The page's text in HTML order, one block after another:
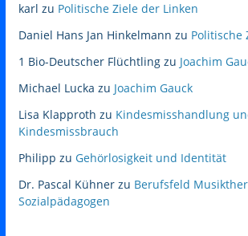
karl zu Politische Ziele der Linken
Daniel Hans Jan Hinkelmann zu Politische
1 Bio-Deutscher Flüchtlingzu Joachim
Michael Lucka zu Joachim Gauck
Lisa Klapproth zu Kindesmisshandlung
Kindesmissbrauch
Philipp zu Gehörlosigkeit und Identität
Dr. Pascal Kühnerzu Berufsfeld
Sozialpädagogen